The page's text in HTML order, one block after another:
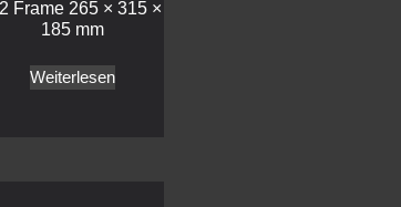
Frame 265 × 315 ×
185 mm
Weiterlesen